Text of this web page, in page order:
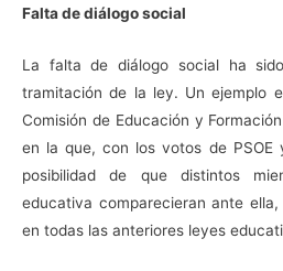
Falta de diálogo social
La falta de diálogo social ha
tramitación de la ley. Un ejemplo
Comisión de Educación y
en la que, con los votos de PSOE
posibilidad de que distintos
educativa comparecieran ante
en todas las anteriores leyes